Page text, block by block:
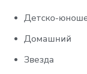
СПАС
СТС
ТВ ЦЕНТР –
Детско-
Домашний
Звезда